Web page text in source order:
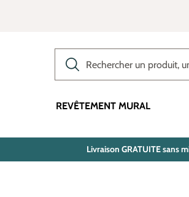
REVÊTEMENT MURAL
Livraison GRATUITE sans